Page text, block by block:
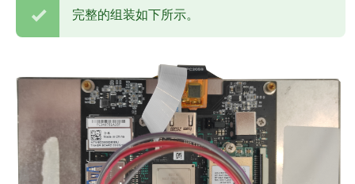
完整的组装如下所示。